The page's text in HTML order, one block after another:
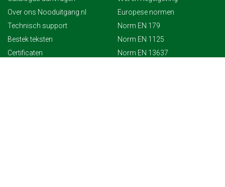
Over ons Nooduitgang.nl
Technisch support
Bestek teksten
Certificaten
Europese normen
Norm EN 179
Norm EN 1125
Norm EN 13637